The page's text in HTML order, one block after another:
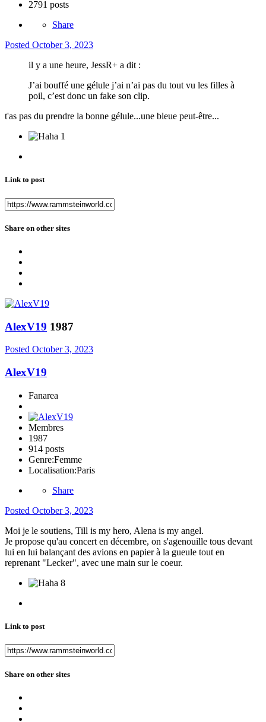
2791 posts
Share
Posted October 3, 2023
il y a une heure, JessR+ a dit :
J’ai bouffé une gélule j’ai n’ai pas du tout vu les filles à
poil, c’est donc un fake son clip.
t'as pas du prendre la bonne gélule...une bleue peut-être...
1
Link to post
Share on other sites
AlexV19 1987
Posted October 3, 2023
AlexV19
Fanarea
Membres
1987
914 posts
Genre:Femme
Localisation:Paris
Share
Posted October 3, 2023
Moi je le soutiens, Till is my hero, Alena is my angel.
Je propose qu'au concert en décembre, on s'agenouille tous devant
lui en lui balançant des avions en papier à la gueule tout en
reprenant "Lecker", avec une main sur le coeur.
8
Link to post
Share on other sites